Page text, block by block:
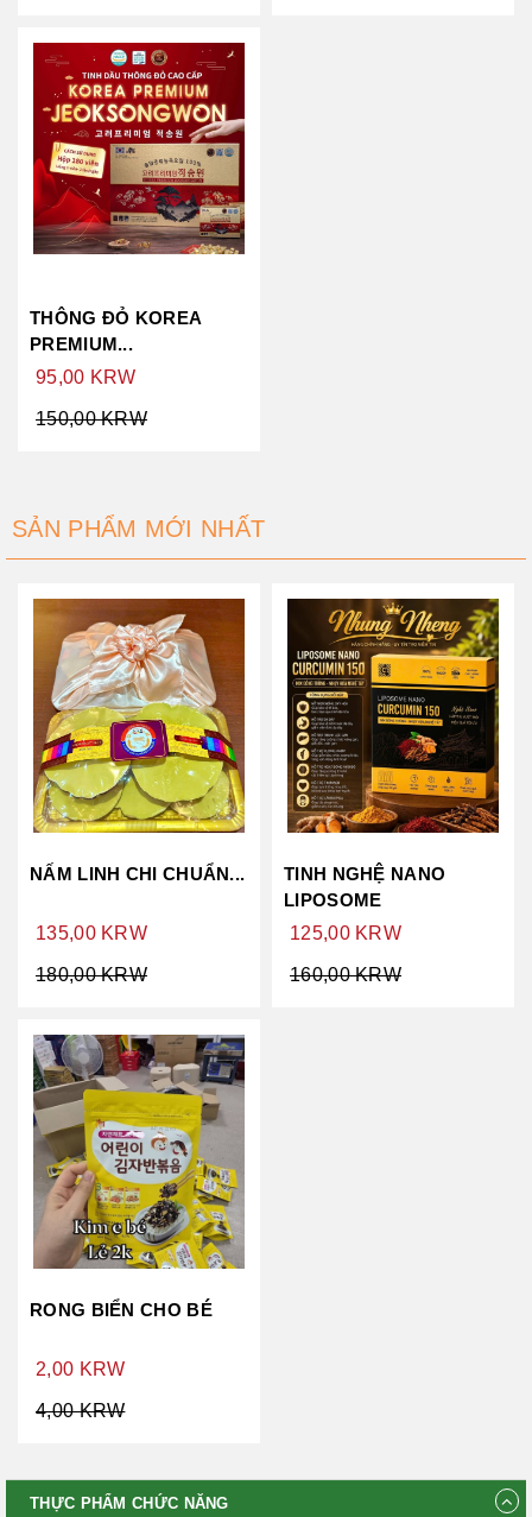
THÔNG ĐỎ KOREA
PREMIUM...
95,00 KRW
150,00 KRW
SẢN PHẨM MỚI NHẤT
NẤM LINH CHI CHUẨN...
135,00 KRW
180,00 KRW
TINH NGHỆ NANO
LIPOSOME
125,00 KRW
160,00 KRW
RONG BIỂN CHO BÉ
2,00 KRW
4,00 KRW
THỰC PHẨM CHỨC NĂNG